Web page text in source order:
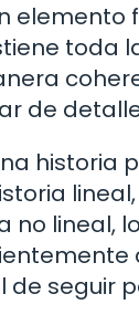
toda
de
historia
no lineal,
de seguir